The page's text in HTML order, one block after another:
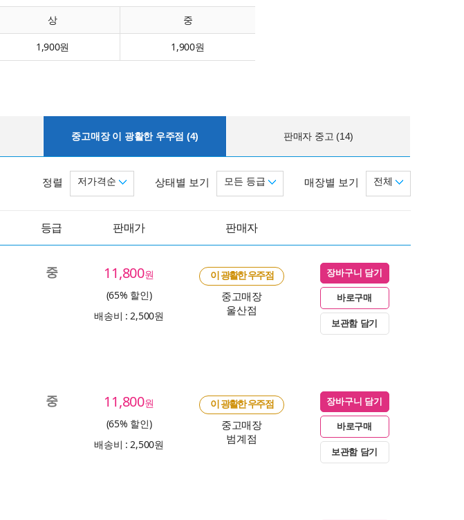
상 중
1,900원 1,900원
중고매장 이 광활한 우주점 (4) 판매자 중고 (14)
매장별 보기 전체
상태별 보기 모든 등급
정렬 저가격순
등급 판매가 판매자
중 11,800원
(65% 할인)
배송비 : 2,500원
이 광활한 우주점
중고매장
울산점
장바구니 담기
바로구매
보관함 담기
중 11,800원
(65% 할인)
배송비 : 2,500원
이 광활한 우주점
중고매장
범계점
장바구니 담기
바로구매
보관함 담기